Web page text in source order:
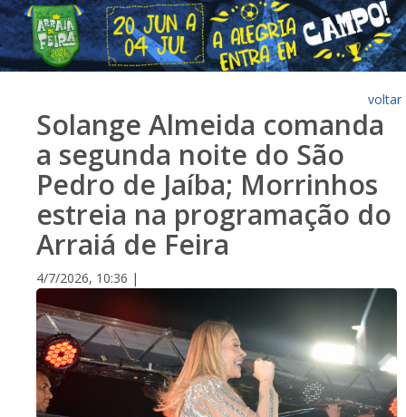
voltar
Solange Almeida comanda
a segunda noite do São
Pedro de Jaíba; Morrinhos
estreia na programação do
Arraiá de Feira
4/7/2026, 10:36 |